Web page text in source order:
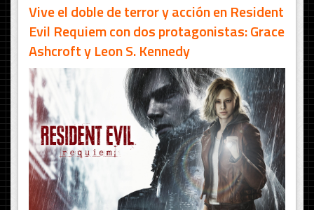
Vive el doble de terror y acción en Resident
Evil Requiem con dos protagonistas: Grace
Ashcroft y Leon S. Kennedy